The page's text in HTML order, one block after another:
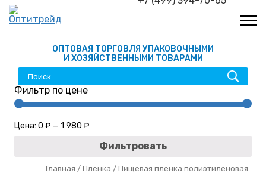
ОПТОВАЯ ТОРГОВЛЯ УПАКОВОЧНЫМИ
И ХОЗЯЙСТВЕННЫМИ ТОВАРАМИ
Фильтр по цене
Фильтровать
Цена: 0 ₽ — 1 980 ₽
Главная / Пленка / Пищевая пленка полиэтиленовая